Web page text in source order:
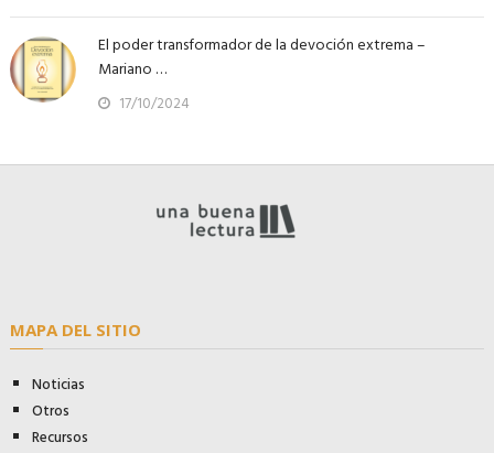
El poder transformador de la devoción extrema –
Mariano …
17/10/2024
MAPA DEL SITIO
Noticias
Otros
Recursos